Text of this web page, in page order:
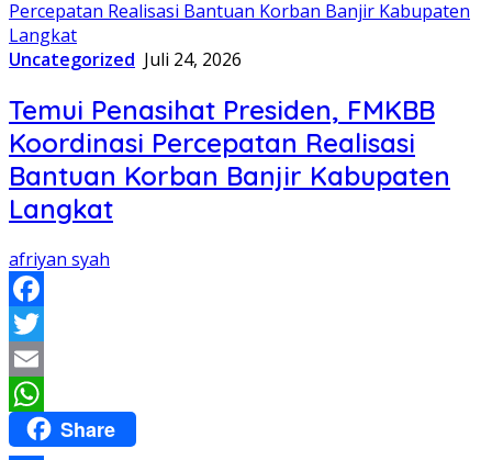
Uncategorized Juli 24, 2026
Temui Penasihat Presiden, FMKBB
Koordinasi Percepatan Realisasi
Bantuan Korban Banjir Kabupaten
Langkat
afriyan syah
Facebook
Twitter
Email
WhatsApp
Share